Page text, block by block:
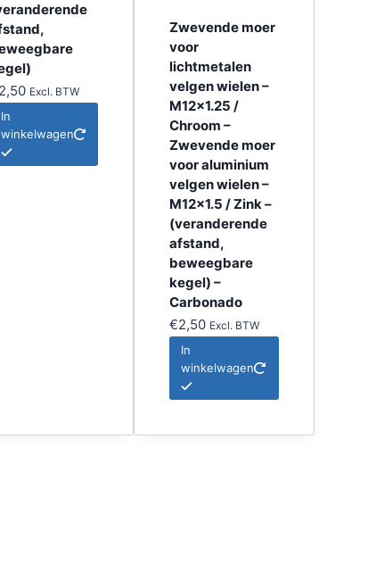
2,50 Excl. BTW
In
winkelwagen
Zwevende moer
voor
lichtmetalen
velgen wielen –
M12x1.25 /
Chroom –
Zwevende moer
voor aluminium
velgen wielen –
M12x1.5 / Zink –
(veranderende
afstand,
beweegbare
kegel) –
Carbonado
€2,50 Excl. BTW
In
winkelwagen